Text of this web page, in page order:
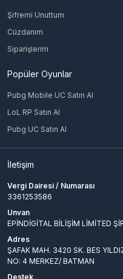
Şifremi Unuttum
Cüzdanım
Siparişlerim
Popüler Oyunlar
Pubg Mobile UC Satın Al
LoL RP Satın Al
Pubg UC Satın Al
İletişim
Vergi Dairesi / Numarası
3361253586
Unvan
EPİNDİGİTAL BİLİŞİM LİMİTED
Adres
ŞAFAK MAH. 3420 SK. BES
NO: 4 MERKEZ/ BATMAN
Destek